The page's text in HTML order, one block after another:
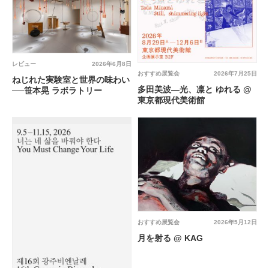
2026年6月8日
レビュー
ねじれた実験室と世界の味わい
──笹本晃 ラボラトリー
2026年7月25日
おすすめ展覧会
多田美波―光、凛と ゆれる @
東京都現代美術館
2026年5月12日
おすすめ展覧会
月を射る @ KAG